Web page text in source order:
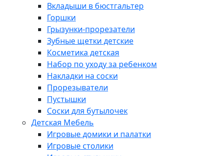
Вкладыши в бюстгальтер
Горшки
Грызунки-прорезатели
Зубные щетки детские
Косметика детская
Набор по уходу за ребенком
Накладки на соски
Прорезыватели
Пустышки
Соски для бутылочек
Детская Мебель
Игровые домики и палатки
Игровые столики